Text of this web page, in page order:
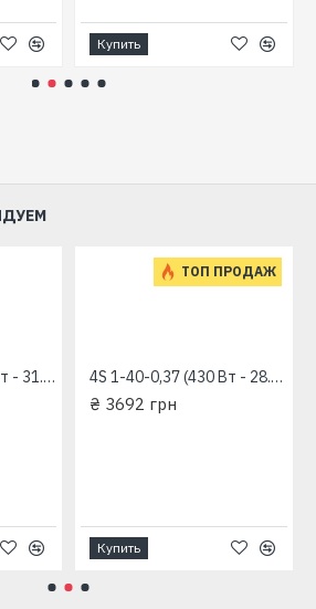
примесей, не более
размер частиц, не более 0,2 мм
Купить
4S 1,1-50-0,5 (570 Вт - 31.6 л/мин - напор: 98 м) "RUDES" глубинный насос для скважин
ТОП ПРОДАЖ
4S 1-40-0,37 (430 Вт - 28.3 л/мин - напор: 92 м) "RUDES" глубинный насос для скважин
₴ 3692 грн
Купить